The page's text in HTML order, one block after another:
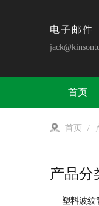
电子邮件
首页
首页 /
产品分
塑料波纹